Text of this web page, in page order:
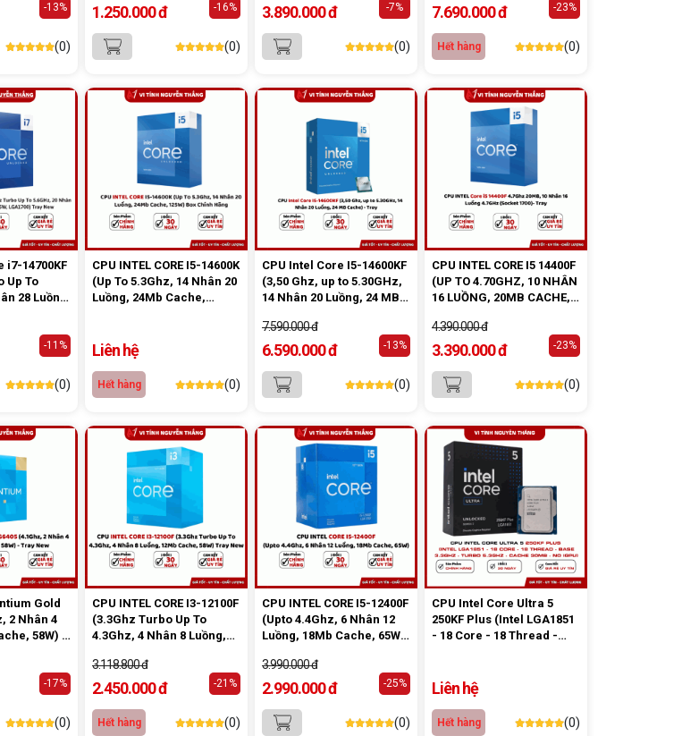
-13%
(0)
1.250.000 đ -16%
(0)
3.890.000 đ -7%
(0)
7.690.000 đ -23%
Hết hàng (0)
i7-14700KF
Up To
28 Luồng,
-11%
(0)
CPU INTEL CORE I5-14600K
(Up To 5.3Ghz, 14 Nhân 20
Luồng, 24Mb Cache,
Liên hệ
Hết hàng (0)
CPU Intel Core I5-14600KF
(3,50 Ghz, up to 5.30GHz,
14 Nhân 20 Luồng, 24 MB
7.590.000 đ
6.590.000 đ -13%
(0)
CPU INTEL CORE I5 14400F
(UP TO 4.70GHZ, 10 NHÂN
16 LUỒNG, 20MB CACHE,
4.390.000 đ
3.390.000 đ -23%
(0)
Gold
2 Nhân 4
58W) -
-17%
(0)
CPU INTEL CORE I3-12100F
(3.3Ghz Turbo Up To
4.3Ghz, 4 Nhân 8 Luồng,
New
3.118.800 đ
2.450.000 đ -21%
Hết hàng (0)
CPU INTEL CORE I5-12400F
(Upto 4.4Ghz, 6 Nhân 12
Luồng, 18Mb Cache, 65W)
3.990.000 đ
2.990.000 đ -25%
(0)
CPU Intel Core Ultra 5
250KF Plus (Intel LGA1851
- 18 Core - 18 Thread -
IGPU)
Liên hệ
Hết hàng (0)